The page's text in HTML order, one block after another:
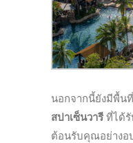
นอกจากนี้ยังมีพื้น
สปาเซ็นวารีที่ได้รั
ต้อนรับคุณอย่างอ